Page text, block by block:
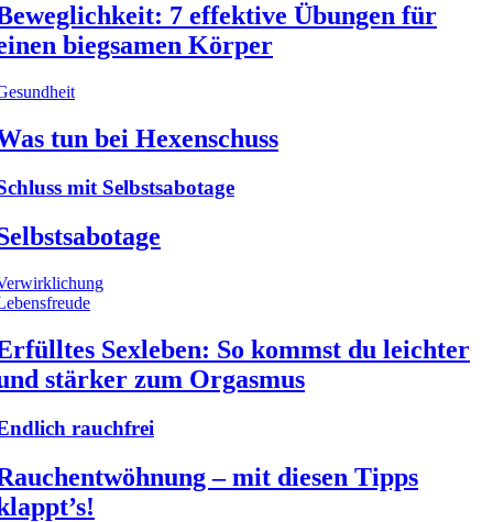
7 effektive Übungen für
biegsamen Körper
tun bei Hexenschuss
mit Selbstsabotage
Sexleben: So kommst du leichter
stärker zum Orgasmus
rauchfrei
– mit diesen Tipps